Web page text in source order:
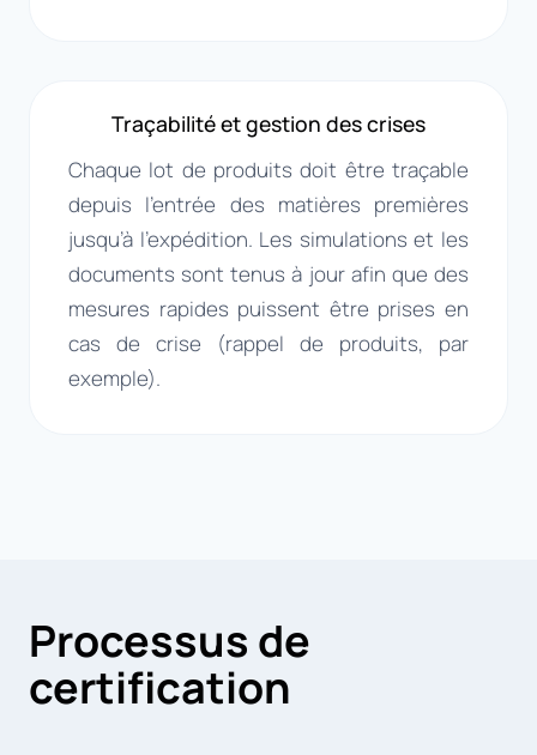
Traçabilité et gestion des crises
Chaque lot de produits doit être traçable
depuis l’entrée des matières premières
jusqu’à l’expédition. Les simulations et les
documents sont tenus à jour afin que des
mesures rapides puissent être prises en
cas de crise (rappel de produits, par
exemple).
Processus de
certification